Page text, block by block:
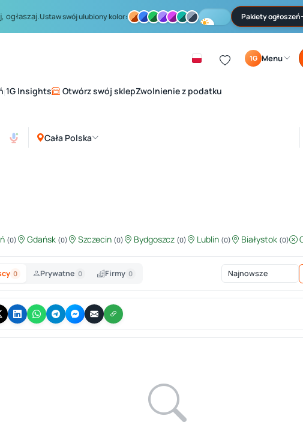
ogłaszaj.Ustaw swój ulubiony kolor: Pakiety ogłoszeń
1G Menu
1G Insights Otwórz swój sklepZwolnienie z podatku
Cała Polska
(0) Gdańsk (0) Szczecin (0) Bydgoszcz (0) Lublin (0) Białystok (0)
0 Prywatne 0 Firmy 0